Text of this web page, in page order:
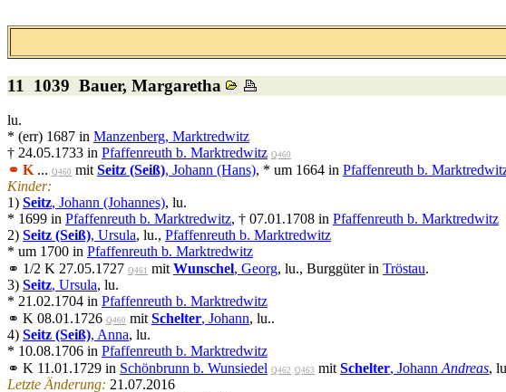
11 1039 Bauer, Margaretha
lu.
* (err) 1687 in Manzenberg, Marktredwitz
† 24.05.1733 in Pfaffenreuth b. Marktredwitz Q460
⚭ K... Q460 mitSeitz (Seiß), Johann (Hans), * um 1664 in Pfaffenreuth b.
Kinder:
1) Seitz, Johann (Johannes), lu.
* 1699 in Pfaffenreuth b. Marktredwitz, † 07.01.1708 in Pfaffenreuth b. Marktredwitz
2) Seitz (Seiß), Ursula, lu., Pfaffenreuth b. Marktredwitz
* um 1700 in Pfaffenreuth b. Marktredwitz
⚭ 1/2 K 27.05.1727 Q461 mitWunschel, Georg, lu., Burggüter in Tröstau.
3) Seitz, Ursula, lu.
* 21.02.1704 in Pfaffenreuth b. Marktredwitz
⚭ K 08.01.1726 Q460 mitSchelter, Johann, lu..
4) Seitz (Seiß), Anna, lu.
* 10.08.1706 in Pfaffenreuth b. Marktredwitz
⚭ K 11.01.1729 in Schönbrunn b. Wunsiedel Q462 Q463 mitSchelter, JohannAndreas,
Letzte Änderung: 21.07.2016